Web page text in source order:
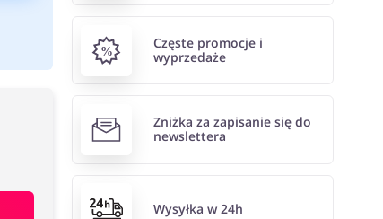
Częste promocje i
wyprzedaże
Zniżka za zapisanie się do
newslettera
Wysyłka w 24h